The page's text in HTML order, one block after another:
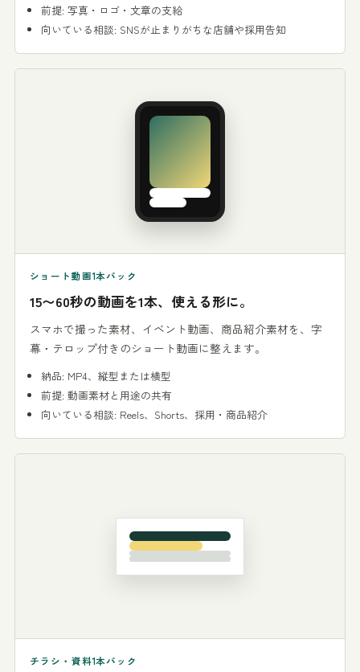
前提: 写真・ロゴ・文章の支給
向いている相談: SNSが止まりがちな店舗や採用告知
ショート動画1本パック
15〜60秒の動画を1本、使える形に。
スマホで撮った素材、イベント動画、商品紹介素材を、字
幕・テロップ付きのショート動画に整えます。
納品: MP4、縦型または横型
前提: 動画素材と用途の共有
向いている相談: Reels、Shorts、採用・商品紹介
チラシ・資料1本パック